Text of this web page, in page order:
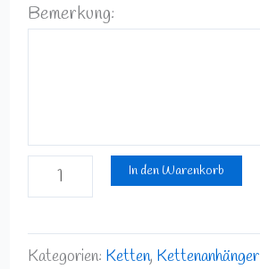
Bemerkung:
In den Warenkorb
Kategorien: Ketten, Kettenanhänger